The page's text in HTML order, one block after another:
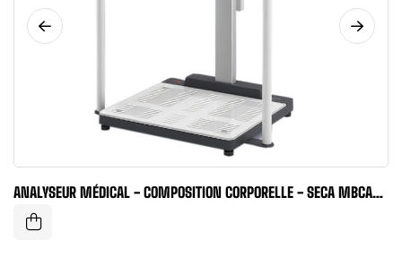
ANALYSEUR MÉDICAL - COMPOSITION CORPORELLE - SECA MBCA
PRO